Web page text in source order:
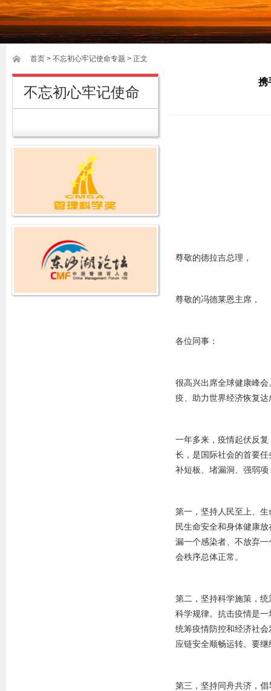
首页 > 不忘初心牢记使命专题 > 正文
不忘初心牢记使命
携
尊敬的德拉吉总理，
尊敬的冯德莱恩主席，
各位同事：
很高兴出席全球健康峰
疫、助力世界经济恢复
一年多来，疫情起伏反
长，是国际社会的首要
补短板、堵漏洞、强弱
第一，坚持人民至上、
民生命安全和身体健康
漏一个感染者、不放弃
会秩序总体正常。
第二，坚持科学施策，
科学规律。抗击疫情是
统筹疫情防控和经济社
应链安全顺畅运转。要
第三，坚持同舟共济，